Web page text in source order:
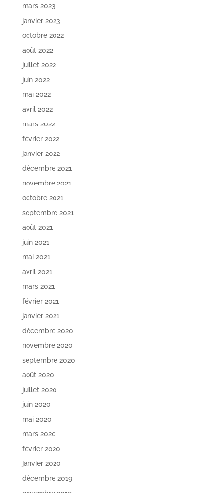
mars 2023
janvier 2023
octobre 2022
août 2022
juillet 2022
juin 2022
mai 2022
avril 2022
mars 2022
février 2022
janvier 2022
décembre 2021
novembre 2021
octobre 2021
septembre 2021
août 2021
juin 2021
mai 2021
avril 2021
mars 2021
février 2021
janvier 2021
décembre 2020
novembre 2020
septembre 2020
août 2020
juillet 2020
juin 2020
mai 2020
mars 2020
février 2020
janvier 2020
décembre 2019